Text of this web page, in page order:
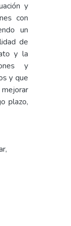
y
con
un
de
y la
y
y que
plazo,
,